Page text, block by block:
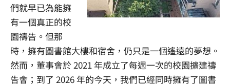
們就早已為能擁
有一個真正的校
園禱告。但那
時，擁有圖書館大樓和宿舍，仍只是一個遙遠的夢想。
然而，董事會於 2021 年成立了每週一次的校園擴建禱
告會；到了 2026 年的今天，我們已經同時擁有了圖書